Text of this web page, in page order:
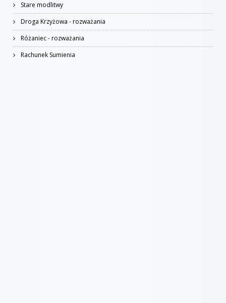
Stare modlitwy
Droga Krzyżowa - rozważania
Różaniec - rozważania
Rachunek Sumienia